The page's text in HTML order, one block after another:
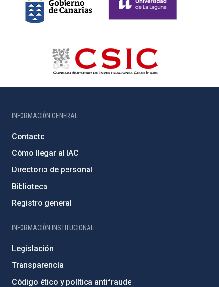
INFORMACIÓN GENERAL
Contacto
Cómo llegar al IAC
Directorio de personal
Biblioteca
Registro general
INFORMACIÓN INSTITUCIONAL
Legislación
Transparencia
Código ético y política antifraude